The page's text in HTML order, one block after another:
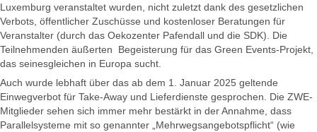
Luxemburg veranstaltet wurden, nicht zuletzt dank des gesetzlichen
Verbots, öffentlicher Zuschüsse und kostenloser Beratungen für
Veranstalter (durch das Oekozenter Pafendall und die SDK). Die
Teilnehmenden äußerten Begeisterung für das Green Events-Projekt,
das seinesgleichen in Europa sucht.
Auch wurde lebhaft über das ab dem 1. Januar 2025 geltende
Einwegverbot für Take-Away und Lieferdienste gesprochen. Die ZWE-
Mitglieder sehen sich immer mehr bestärkt in der Annahme, dass
Parallelsysteme mit so genannter „Mehrwegsangebotspflicht“ (wie